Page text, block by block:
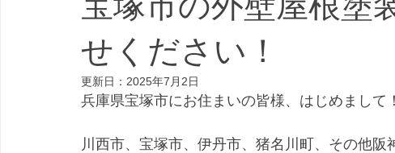
せください！
更新日： 2025年7月2日
兵庫県宝塚市にお住まいの皆様、はじめまして
川西市、宝塚市、伊丹市、猪名川町、その他